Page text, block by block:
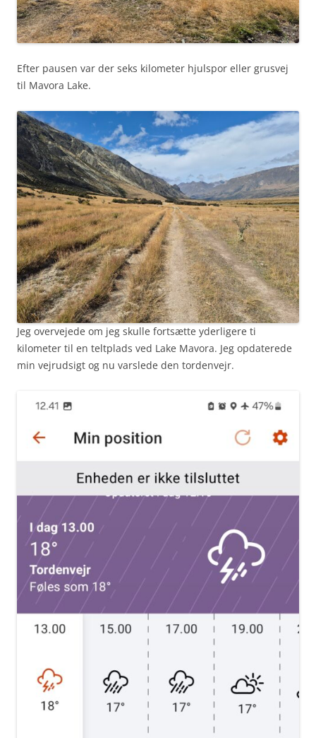
Efter pausen var der seks kilometer hjulspor eller grusvej
til Mavora Lake.
Jeg overvejede om jeg skulle fortsætte yderligere ti
kilometer til en teltplads ved Lake Mavora. Jeg opdaterede
min vejrudsigt og nu varslede den tordenvejr.